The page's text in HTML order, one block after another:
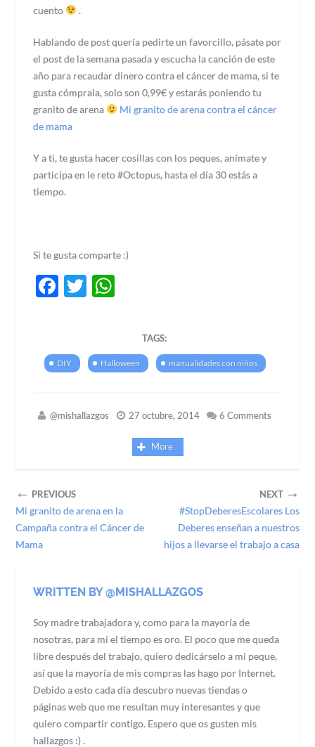
cuento
.
Hablando de post quería pedirte un favorcillo, pásate por
el post de la semana pasada y escucha la canción de este
año para recaudar dinero contra el cáncer de mama, si te
gusta cómprala, solo son 0,99€ y estarás poniendo tu
granito de arena
Mi granito de arena contra el cáncer
de mama
Y a ti, te gusta hacer cosillas con los peques, anímate y
participa en le reto #Octopus, hasta el día 30 estás a
tiempo.
Si te gusta comparte :)
Facebook
Twitter
TAGS:
DIY Halloween manualidades con niños
@mishallazgos 27 octubre, 2014 6 Comments
More
← PREVIOUS
Mi granito de arena en la
Campaña contra el Cáncer de
Mama
NEXT →
#StopDeberesEscolares Los
Deberes enseñan a nuestros
hijos a llevarse el trabajo a casa
WRITTEN BY @MISHALLAZGOS
Soy madre trabajadora y, como para la mayoría de
nosotras, para mi el tiempo es oro. El poco que me queda
libre después del trabajo, quiero dedicárselo a mi peque,
así que la mayoría de mis compras las hago por Internet.
Debido a esto cada día descubro nuevas tiendas o
páginas web que me resultan muy interesantes y que
quiero compartir contigo. Espero que os gusten mis
hallazgos :) .